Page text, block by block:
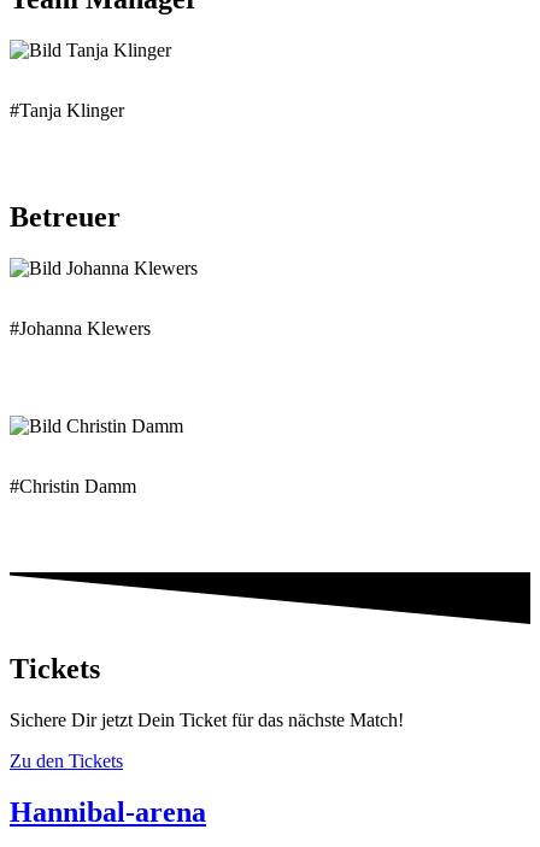
#Tanja Klinger
Betreuer
#Johanna Klewers
#Christin Damm
Tickets
Sichere Dir jetzt Dein Ticket für das nächste Match!
Zu den Tickets
Hannibal-arena